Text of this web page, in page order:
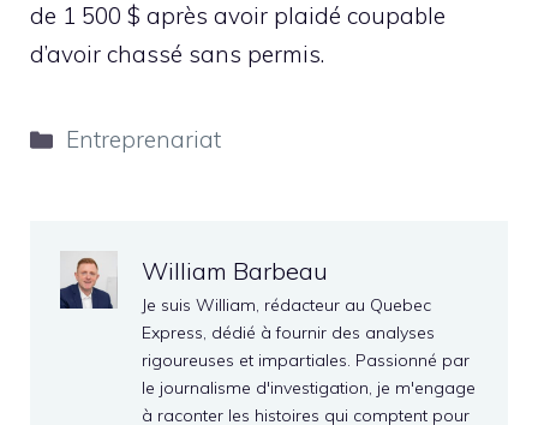
de 1 500 $ après avoir plaidé coupable
d’avoir chassé sans permis.
Catégories
Entreprenariat
William Barbeau
Je suis William, rédacteur au Quebec
Express, dédié à fournir des analyses
rigoureuses et impartiales. Passionné par
le journalisme d'investigation, je m'engage
à raconter les histoires qui comptent pour